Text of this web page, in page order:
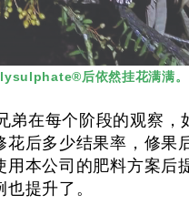
后依然挂花满满。
弟在每个阶段的观察，
花后多少结果率，修果
用本公司的肥料方案后
提升了。